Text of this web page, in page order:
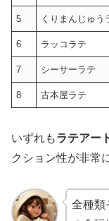
5 くりまんじゅう
6 ラッコラテ
7 シーサーラテ
8 古本屋ラテ
いずれもラテアー
クション性が非常
全種類